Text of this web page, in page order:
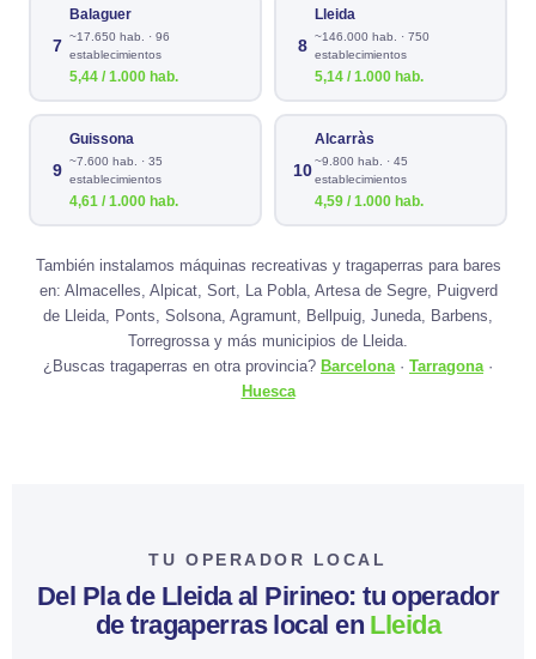
7
Balaguer
~17.650 hab. · 96
establecimientos
5,44 / 1.000 hab.
8
Lleida
~146.000 hab. · 750
establecimientos
5,14 / 1.000 hab.
9
Guissona
~7.600 hab. · 35
establecimientos
4,61 / 1.000 hab.
10
Alcarràs
~9.800 hab. · 45
establecimientos
4,59 / 1.000 hab.
También instalamos máquinas recreativas y tragaperras para bares
en: Almacelles, Alpicat, Sort, La Pobla, Artesa de Segre, Puigverd
de Lleida, Ponts, Solsona, Agramunt, Bellpuig, Juneda, Barbens,
Torregrossa y más municipios de Lleida.
¿Buscas tragaperras en otra provincia? Barcelona· Tarragona·
Huesca
TU OPERADOR LOCAL
Del Pla de Lleida al Pirineo: tu operador
de tragaperras local en Lleida